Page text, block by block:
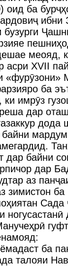
оид ба
ибни
бузурги
меояд,
асри XVII
«фурӯзони»
ба
ки имрӯз
дар
мардум
дар байни
дар
аз
зимистон
ба
талояи